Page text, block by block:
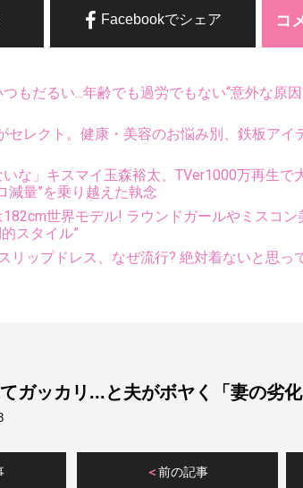
コ
Facebookでシェア
もだるい...年齢でも過労でもない“意外な原
レクト。健康・美容のお悩み別、鉄板アイ
な」キスマイ玉森裕太、TVer1000万再生で
減量”を乗り越えた執念
世界モデル! ラウンドガールやミスコン
スタイル”
リップドレス、なぜ流行? 絶対着ないと思っ
ガッカリ...と夫がボヤく「妻の劣
前の記事